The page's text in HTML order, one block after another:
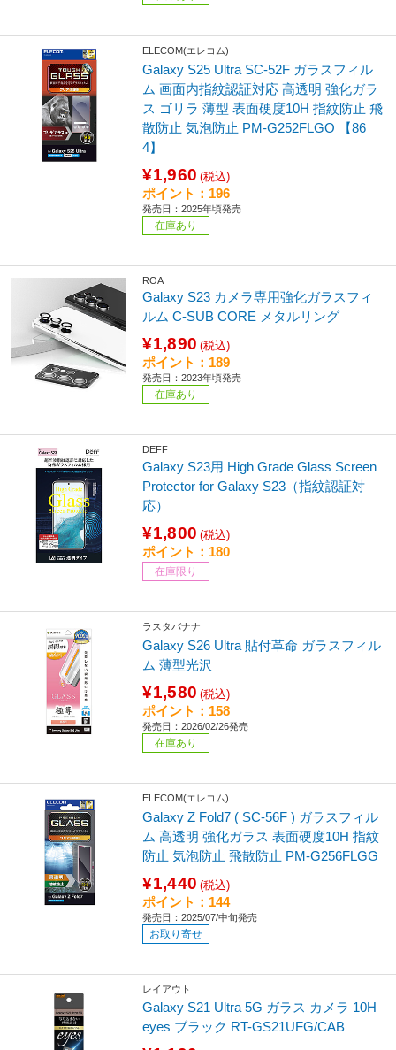
ELECOM(エレコム)
Galaxy S25 Ultra SC-52F ガラスフィル
ム 画面内指紋認証対応 高透明 強化ガラ
ス ゴリラ 薄型 表面硬度10H 指紋防止 飛
散防止 気泡防止 PM-G252FLGO 【86
4】
¥1,960 (税込)
ポイント：196
発売日：2025年頃発売
在庫あり
ROA
Galaxy S23 カメラ専用強化ガラスフィ
ルム C-SUB CORE メタルリング
¥1,890 (税込)
ポイント：189
発売日：2023年頃発売
在庫あり
DEFF
Galaxy S23用 High Grade Glass Screen
Protector for Galaxy S23（指紋認証対
応）
¥1,800 (税込)
ポイント：180
在庫限り
ラスタバナナ
Galaxy S26 Ultra 貼付革命 ガラスフィル
ム 薄型光沢
¥1,580 (税込)
ポイント：158
発売日：2026/02/26発売
在庫あり
ELECOM(エレコム)
Galaxy Z Fold7 ( SC-56F ) ガラスフィル
ム 高透明 強化ガラス 表面硬度10H 指紋
防止 気泡防止 飛散防止 PM-G256FLGG
¥1,440 (税込)
ポイント：144
発売日：2025/07/中旬発売
お取り寄せ
レイアウト
Galaxy S21 Ultra 5G ガラス カメラ 10H
eyes ブラック RT-GS21UFG/CAB